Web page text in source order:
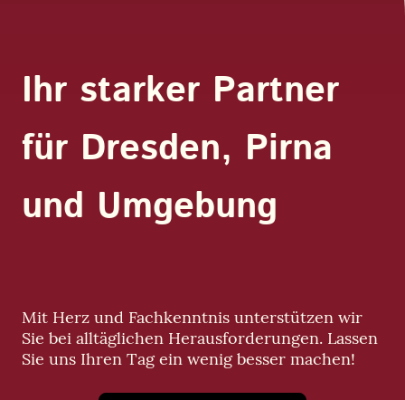
Ihr starker Partner
für Dresden, Pirna
und Umgebung
Mit Herz und Fachkenntnis unterstützen wir
Sie bei alltäglichen Herausforderungen. Lassen
Sie uns Ihren Tag ein wenig besser machen!